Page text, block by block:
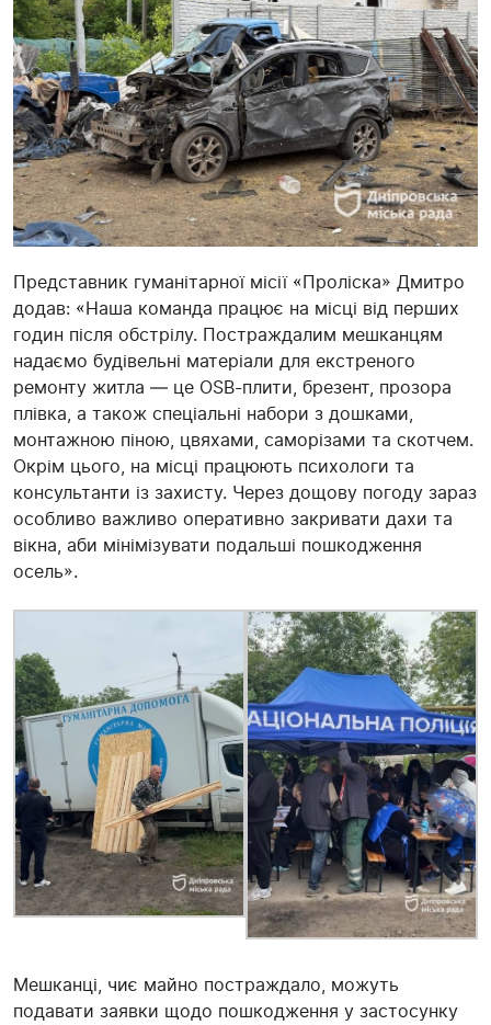
Представник гуманітарної місії «Проліска» Дмитро
додав: «Наша команда працює на місці від перших
годин після обстрілу. Постраждалим мешканцям
надаємо будівельні матеріали для екстреного
ремонту житла — це OSB-плити, брезент, прозора
плівка, а також спеціальні набори з дошками,
монтажною піною, цвяхами, саморізами та скотчем.
Окрім цього, на місці працюють психологи та
консультанти із захисту. Через дощову погоду зараз
особливо важливо оперативно закривати дахи та
вікна, аби мінімізувати подальші пошкодження
осель».
Мешканці, чиє майно постраждало, можуть
подавати заявки щодо пошкодження у застосунку